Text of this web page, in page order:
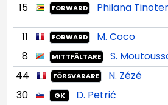
15
FORWARD Philana
11 FORWARD M. Coco
8 MITTFÄLTARE S.
44 FÖRSVARARE N. Zézé
30 GK
D. Petrić